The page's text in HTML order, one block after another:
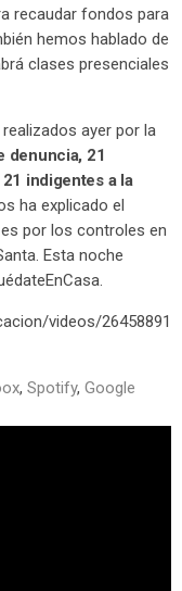
recaudar fondos para
hemos hablado de
clases presenciales
ayer por la
denuncia, 21
indigentes a la
ha explicado el
por los controles en
Esta noche
videos/26458891
, Spotify, Google